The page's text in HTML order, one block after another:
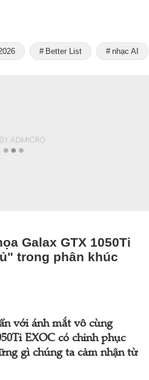
Better List nhạc AI
Galax GTX 1050Ti
trong phân khúc
với ánh mắt vô cùng
EXOC có chinh phục
gì chúng ta cảm nhận từ